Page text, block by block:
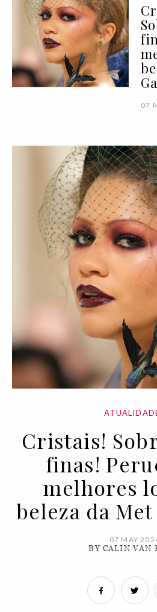
07
Cristais!
finas!
melhores
beleza da Met
07 MAY
BY CALIN VAN